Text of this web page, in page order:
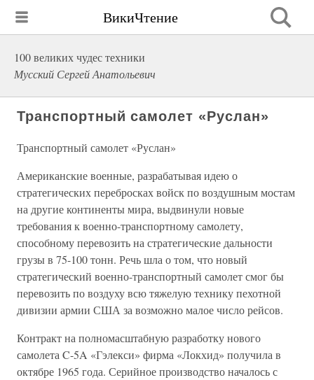
ВикиЧтение
100 великих чудес техники
Мусский Сергей Анатольевич
Транспортный самолет «Руслан»
Транспортный самолет «Руслан»
Американские военные, разрабатывая идею о
стратегических перебросках войск по воздушным мостам
на другие континенты мира, выдвинули новые
требования к военно-транспортному самолету,
способному перевозить на стратегические дальности
грузы в 75-100 тонн. Речь шла о том, что новый
стратегический военно-транспортный самолет смог бы
перевозить по воздуху всю тяжелую технику пехотной
дивизии армии США за возможно малое число рейсов.
Контракт на полномасштабную разработку нового
самолета C-5A «Гэлекси» фирма «Локхид» получила в
октябре 1965 года. Серийное производство началось с